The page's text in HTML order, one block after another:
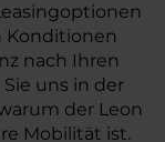
Konditionen
nach Ihren
uns in der
der Leon
Mobilität ist.